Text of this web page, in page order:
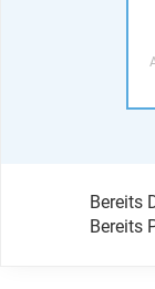
Bereits
Bereits